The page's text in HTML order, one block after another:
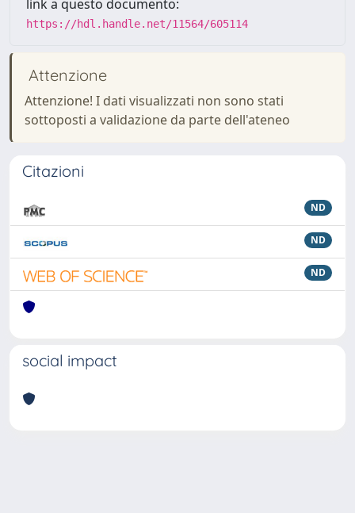
link a questo documento:
https://hdl.handle.net/11564/605114
Attenzione
Attenzione! I dati visualizzati non sono stati
sottoposti a validazione da parte dell'ateneo
Citazioni
ND
ND
ND
social impact